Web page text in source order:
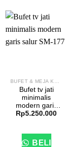
BUFET & MEJA KONSOL
Bufet tv jati
minimalis
modern garis
salur SM-177
Rp5.250.000
BELI